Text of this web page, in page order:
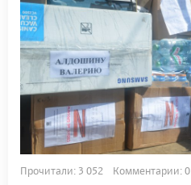
Прочитали: 3 052 Комментарии: 0